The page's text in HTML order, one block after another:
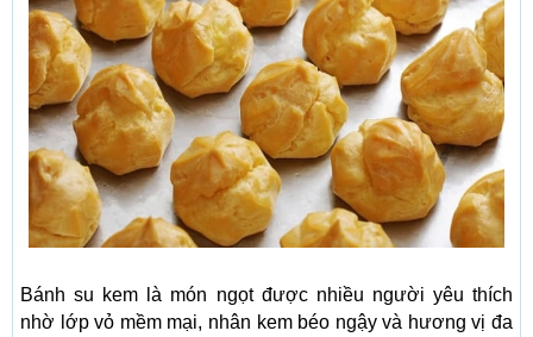
Bánh su kem là món ngọt được nhiều người yêu thích
nhờ lớp vỏ mềm mại, nhân kem béo ngậy và hương vị đa